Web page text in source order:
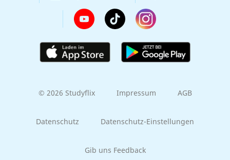
© 2026 Studyflix Impressum AGB
Datenschutz Datenschutz-Einstellungen
Gib uns Feedback